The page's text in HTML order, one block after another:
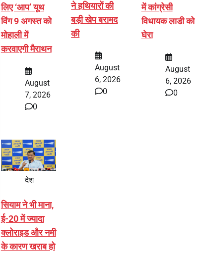
लिए ‘आप’ यूथ
विंग 9 अगस्त को
मोहाली में
करवाएगी मैराथन
August
7, 2026
0
ने हथियारों की
बड़ी खेप बरामद
की
August
6, 2026
0
में कांग्रेसी
विधायक लाडी को
घेरा
August
6, 2026
0
देश
सियाम ने भी माना,
ई-20 में ज्यादा
क्लोराइड और नमी
के कारण खराब हो